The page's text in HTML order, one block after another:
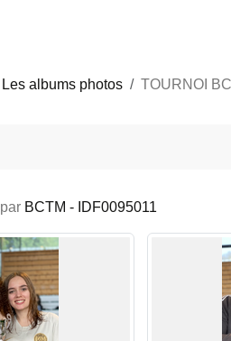
Les albums photos TOURNOI
par BCTM - IDF0095011